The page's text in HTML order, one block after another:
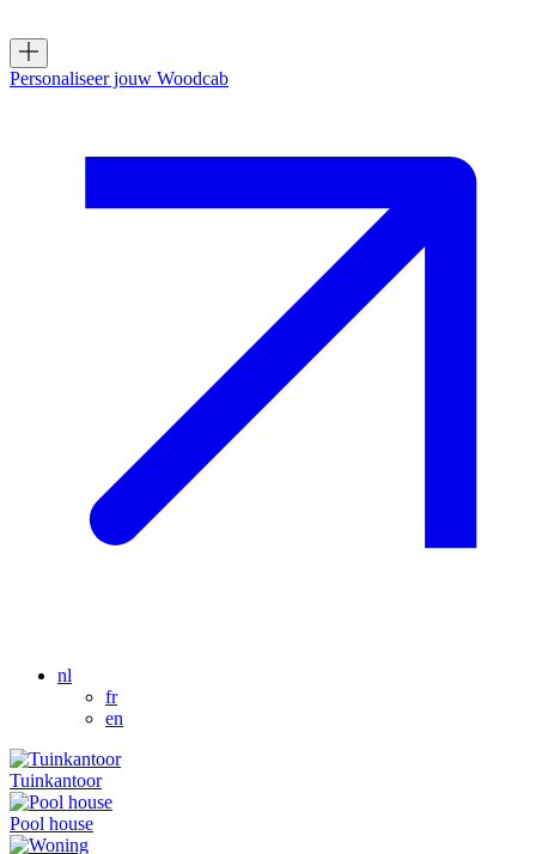
inhoud
gaan
Personaliseer jouw Woodcab
nl
fr
en
Tuinkantoor
Pool house